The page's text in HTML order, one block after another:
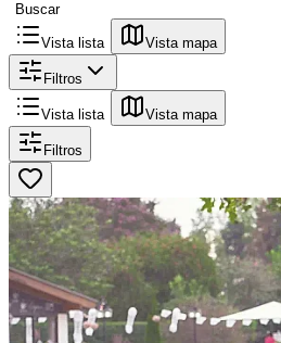
Buscar
Vista lista Vista mapa
Filtros
Vista lista Vista mapa
Filtros